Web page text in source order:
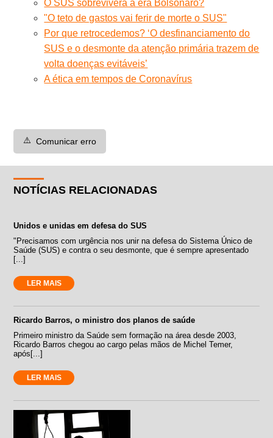
O SUS sobreviverá à era Bolsonaro?
"O teto de gastos vai ferir de morte o SUS"
Por que retrocedemos? ‘O desfinanciamento do
SUS e o desmonte da atenção primária trazem de
volta doenças evitáveis’
A ética em tempos de Coronavírus
⚠️ Comunicar erro
NOTÍCIAS RELACIONADAS
Unidos e unidas em defesa do SUS
"Precisamos com urgência nos unir na defesa do Sistema Único de
Saúde (SUS) e contra o seu desmonte, que é sempre apresentado
[...]
LER MAIS
Ricardo Barros, o ministro dos planos de saúde
Primeiro ministro da Saúde sem formação na área desde 2003,
Ricardo Barros chegou ao cargo pelas mãos de Michel Temer,
após[...]
LER MAIS